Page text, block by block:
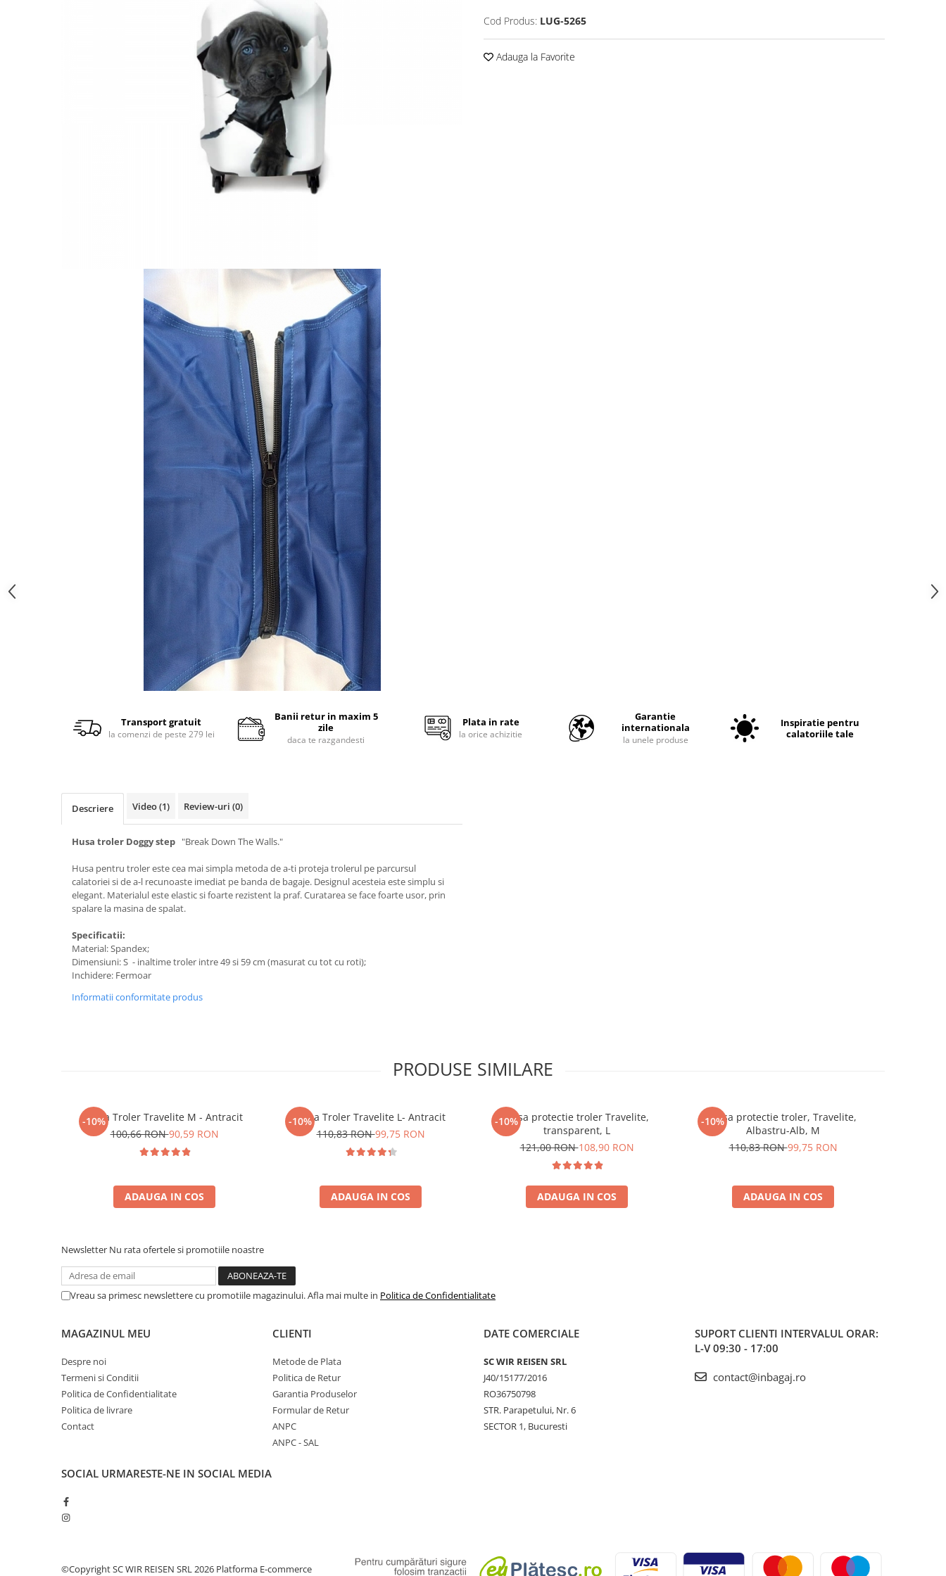
Cod Produs: LUG-5265
Adauga la Favorite
Transport gratuit
la comenzi de peste 279 lei
Banii retur in maxim 5
zile
daca te razgandesti
Plata in rate
la orice achizitie
Garantie
internationala
la unele produse
Inspiratie pentru
calatoriile tale
Descriere Video(1) Review-uri (0)
Husa troler Doggy step "Break Down The Walls."
Husa pentru troler este cea mai simpla metoda de a-ti proteja trolerul pe parcursul
calatoriei si de a-l recunoaste imediat pe banda de bagaje. Designul acesteia este simplu si
elegant. Materialul este elastic si foarte rezistent la praf. Curatarea se face foarte usor, prin
spalare la masina de spalat.
Specificatii:
Material: Spandex;
Dimensiuni: S - inaltime troler intre 49 si 59 cm (masurat cu tot cu roti);
Inchidere: Fermoar
Informatii conformitate produs
PRODUSE SIMILARE
-10%
Husa Troler Travelite M - Antracit
100,66 RON90,59 RON
ADAUGA IN COS
-10%
Husa Troler Travelite L- Antracit
110,83 RON99,75 RON
ADAUGA IN COS
-10%
Husa protectie troler Travelite,
transparent, L
121,00 RON108,90 RON
ADAUGA IN COS
-10%
Husa protectie troler, Travelite,
Albastru-Alb, M
110,83 RON99,75 RON
ADAUGA IN COS
Newsletter Nu rata ofertele si promotiile noastre
Vreau sa primesc newslettere cu promotiile magazinului. Afla mai multe in Politica de Confidentialitate
MAGAZINUL MEU
Despre noi
Termeni si Conditii
Politica de Confidentialitate
Politica de livrare
Contact
CLIENTI
Metode de Plata
Politica de Retur
Garantia Produselor
Formular de Retur
ANPC
ANPC - SAL
DATE COMERCIALE
SC WIR REISEN SRL
J40/15177/2016
RO36750798
STR. Parapetului, Nr. 6
SECTOR 1, Bucuresti
SUPORT CLIENTI INTERVALUL ORAR:
L-V 09:30 - 17:00
contact@inbagaj.ro
SOCIAL URMARESTE-NE IN SOCIAL MEDIA
©Copyright SC WIR REISEN SRL 2026 Platforma E-commerce